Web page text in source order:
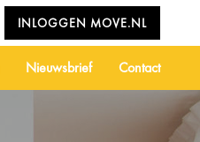
INLOGGEN MOVE.NL
Nieuwsbrief Contact